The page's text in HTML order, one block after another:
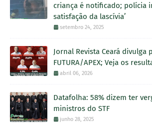
criança é notificado; polícia
satisfação da lascívia’
setembro 24, 2025
Jornal Revista Ceará divulga
FUTURA/APEX; Veja os
abril 06, 2026
Datafolha: 58% dizem ter
ministros do STF
junho 28, 2025